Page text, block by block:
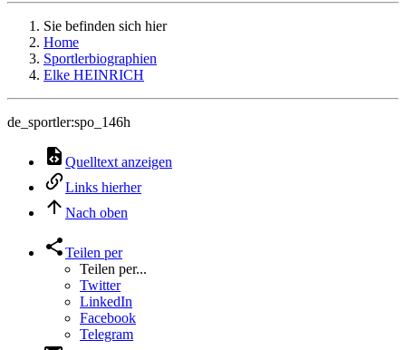
Sie befinden sich hier
Home
Sportlerbiographien
Elke HEINRICH
de_sportler:spo_146h
Quelltext anzeigen
Links hierher
Nach oben
Teilen per
Teilen per...
Twitter
LinkedIn
Facebook
Telegram